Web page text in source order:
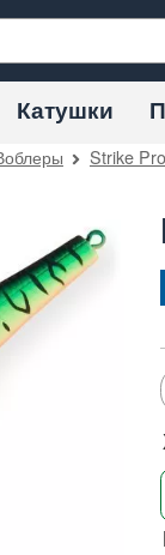
Катушки
Strike Pro